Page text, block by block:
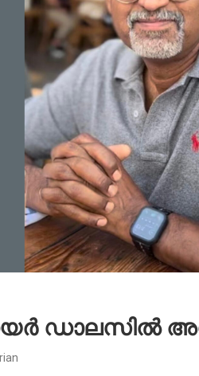
ഡാലസിൽ